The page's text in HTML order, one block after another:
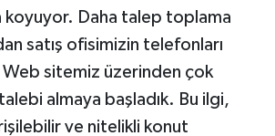
Daha talep toplama
satış ofisimizin telefonları
sitemiz üzerinden çok
almaya başladık. Bu ilgi,
ve nitelikli konut